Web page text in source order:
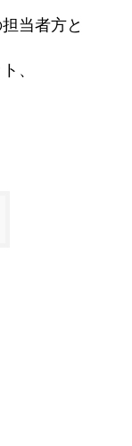
当者方と
、